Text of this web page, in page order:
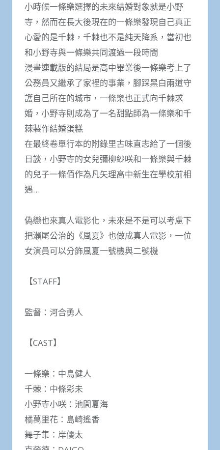
小時候一條樂選擇的未來結婚對象就是小野
寺，然而在長大後現在的一條樂發現自己真正
心愛的是千棘，千棘也不是純天降系，當初也
和小野寺與一條樂共同渡過一段時間
漫畫連載版的結局是高中畢業後一條樂考上了
公務員又繼承了家裡的事業，腳踩黑白兩道守
護自己所在的城市，一條樂也正式向千棘求
婚，小野寺則成為了一名甜點師為一條樂和千
棘製作結婚蛋糕
在最終卷單行本的附錄里古味直志給了一個後
日談，小野寺的女兒彌柳紗咲和一條樂與千棘
的兒子一條佰作為凡矢理高中新生在學校前相
遇…
偽戀也來真人電影化，未來是不是可以考慮下
把瀨尾公治的《風夏》也做成真人電影，一位
女演員可以分飾風夏一號機與二號機
【STAFF】
監督：河合勇人
【CAST】
一條樂：中島健人
千棘：中條彩未
小野寺小咲：池間夏海
橘萬里花：島崎遙香
舞子集：岸優太